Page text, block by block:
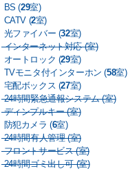
BS (29室)
CATV (2室)
光ファイバー (32室)
インターネット対応 (室)
オートロック (29室)
TVモニタ付インターホン (58室)
宅配ボックス (27室)
24時間緊急通報システム (室)
ディンプルキー (室)
防犯カメラ (6室)
24時間有人管理 (室)
フロントサービス (室)
24時間ゴミ出し可 (室)